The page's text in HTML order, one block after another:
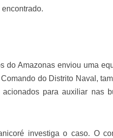
do Amazonas enviou uma
do Distrito Naval,
acionados para auxiliar nas
investiga o caso. O